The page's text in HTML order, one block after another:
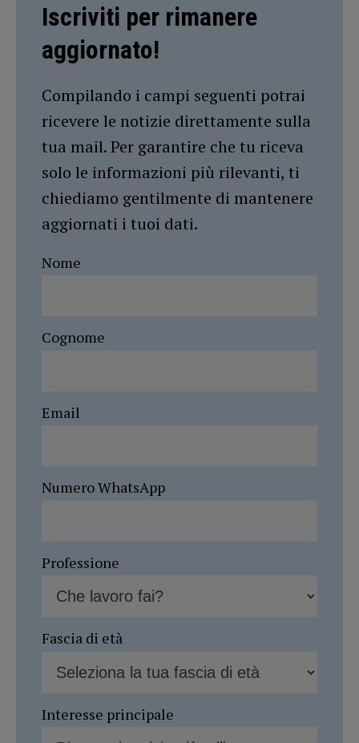
Iscriviti per rimanere
aggiornato!
Compilando i campi seguenti potrai
ricevere le notizie direttamente sulla
tua mail. Per garantire che tu riceva
solo le informazioni più rilevanti, ti
chiediamo gentilmente di mantenere
aggiornati i tuoi dati.
Nome
Cognome
Email
Numero WhatsApp
Professione
Fascia di età
Interesse principale